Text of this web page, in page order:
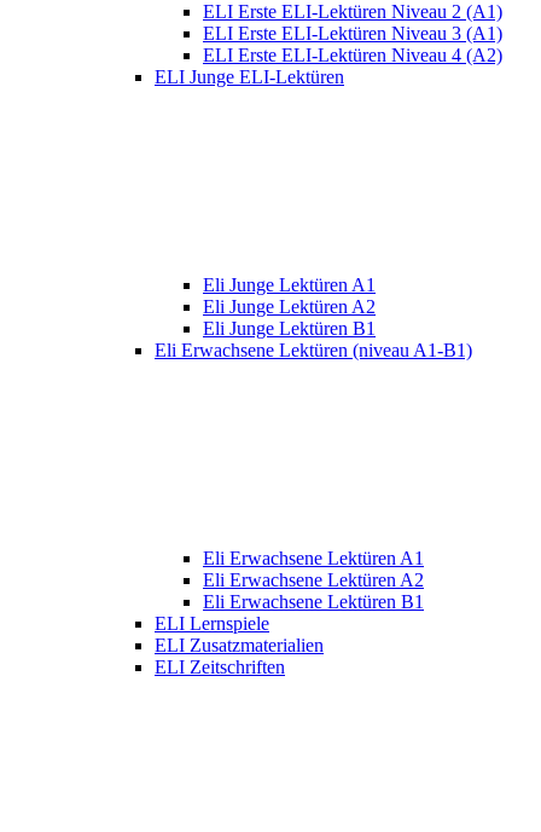
ELI Erste ELI-Lektüren Niveau 2 (A1)
ELI Erste ELI-Lektüren Niveau 3 (A1)
ELI Erste ELI-Lektüren Niveau 4 (A2)
ELI Junge ELI-Lektüren
Eli Junge Lektüren A1
Eli Junge Lektüren A2
Eli Junge Lektüren B1
Eli Erwachsene Lektüren (niveau A1-B1)
Eli Erwachsene Lektüren A1
Eli Erwachsene Lektüren A2
Eli Erwachsene Lektüren B1
ELI Lernspiele
ELI Zusatzmaterialien
ELI Zeitschriften